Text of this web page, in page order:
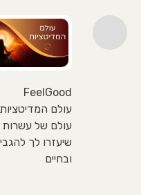
FeelGood
עולם המדיטציות
עולם של עשרות
שיעזרו לך
ובחיים